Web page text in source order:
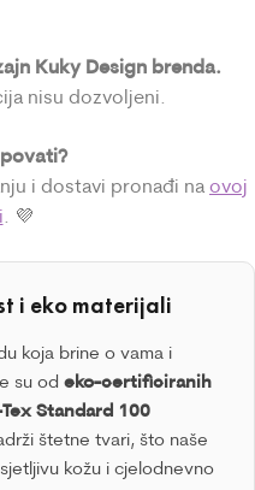
Kuky Design brenda.
nisu dozvoljeni.
i dostavi pronađi na ovoj
. 💜
i eko materijali
koja brine o vama i
su od eko-certificiranih
Standard 100
štetne tvari, što naše
kožu i cjelodnevno